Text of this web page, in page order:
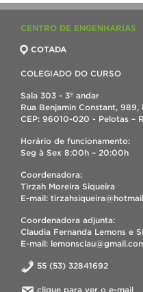
CENTRO DE ENGENHARIAS
COTADA
COLEGIADO DO CURSO
Sala 303 - 3º andar
Rua Benjamin Constant, 989,
CEP: 96010-020 - Pelotas –
Horário de funcionamento:
Seg à Sex 8:00h – 20:00h
Coordenadora:
Tirzah Moreira Siqueira
E-mail:
Coordenadora adjunta:
Claudia Fernanda Lemons e
E-mail:
55 (53) 32841692
clique para ver o e-mail